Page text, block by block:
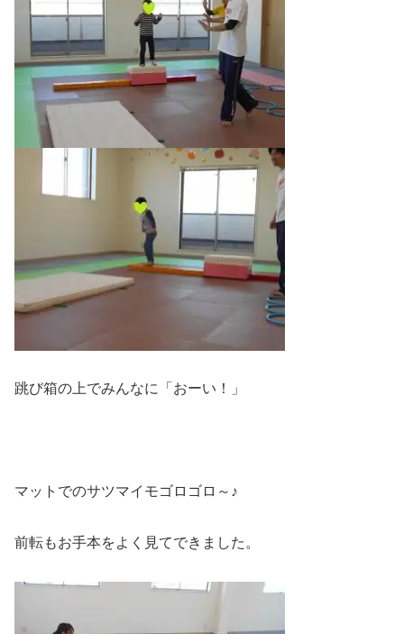
跳び箱の上でみんなに「おーい！」
マットでのサツマイモゴロゴロ～♪
前転もお手本をよく見てできました。